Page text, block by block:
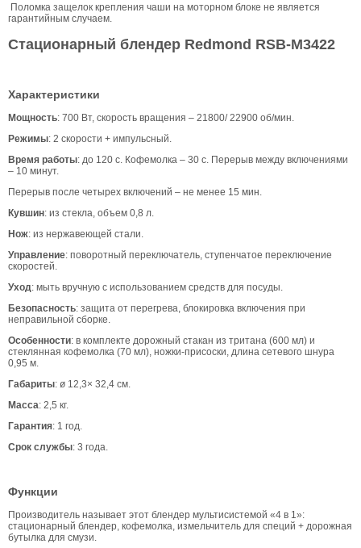
Поломка защелок крепления чаши на моторном блоке не является
гарантийным случаем.
Стационарный блендер Redmond RSB-M3422
Характеристики
Мощность: 700 Вт, скорость вращения – 21800/ 22900 об/мин.
Режимы: 2 скорости + импульсный.
Время работы: до 120 с. Кофемолка – 30 с. Перерыв между включениями
– 10 минут.
Перерыв после четырех включений – не менее 15 мин.
Кувшин: из стекла, объем 0,8 л.
Нож: из нержавеющей стали.
Управление: поворотный переключатель, ступенчатое переключение
скоростей.
Уход: мыть вручную с использованием средств для посуды.
Безопасность: защита от перегрева, блокировка включения при
неправильной сборке.
Особенности: в комплекте дорожный стакан из тритана (600 мл) и
стеклянная кофемолка (70 мл), ножки-присоски, длина сетевого шнура
0,95 м.
Габариты: ø 12,3× 32,4 см.
Масса: 2,5 кг.
Гарантия: 1 год.
Срок службы: 3 года.
Функции
Производитель называет этот блендер мультисистемой «4 в 1»:
стационарный блендер, кофемолка, измельчитель для специй + дорожная
бутылка для смузи.